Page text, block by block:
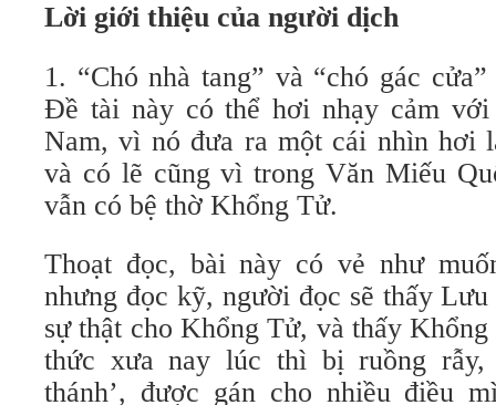
Lời giới thiệu của người dịch
1. “Chó nhà tang” và “chó gác
Đề tài này có thể hơi nhạy cảm
Nam, vì nó đưa ra một cái nhìn hơi
và có lẽ cũng vì trong Văn Miếu
vẫn có bệ thờ Khổng Tử.
Thoạt đọc, bài này có vẻ như
nhưng đọc kỹ, người đọc sẽ thấy
sự thật cho Khổng Tử, và thấy
thức xưa nay lúc thì bị ruồng rẫy,
thánh’, được gán cho nhiều điều